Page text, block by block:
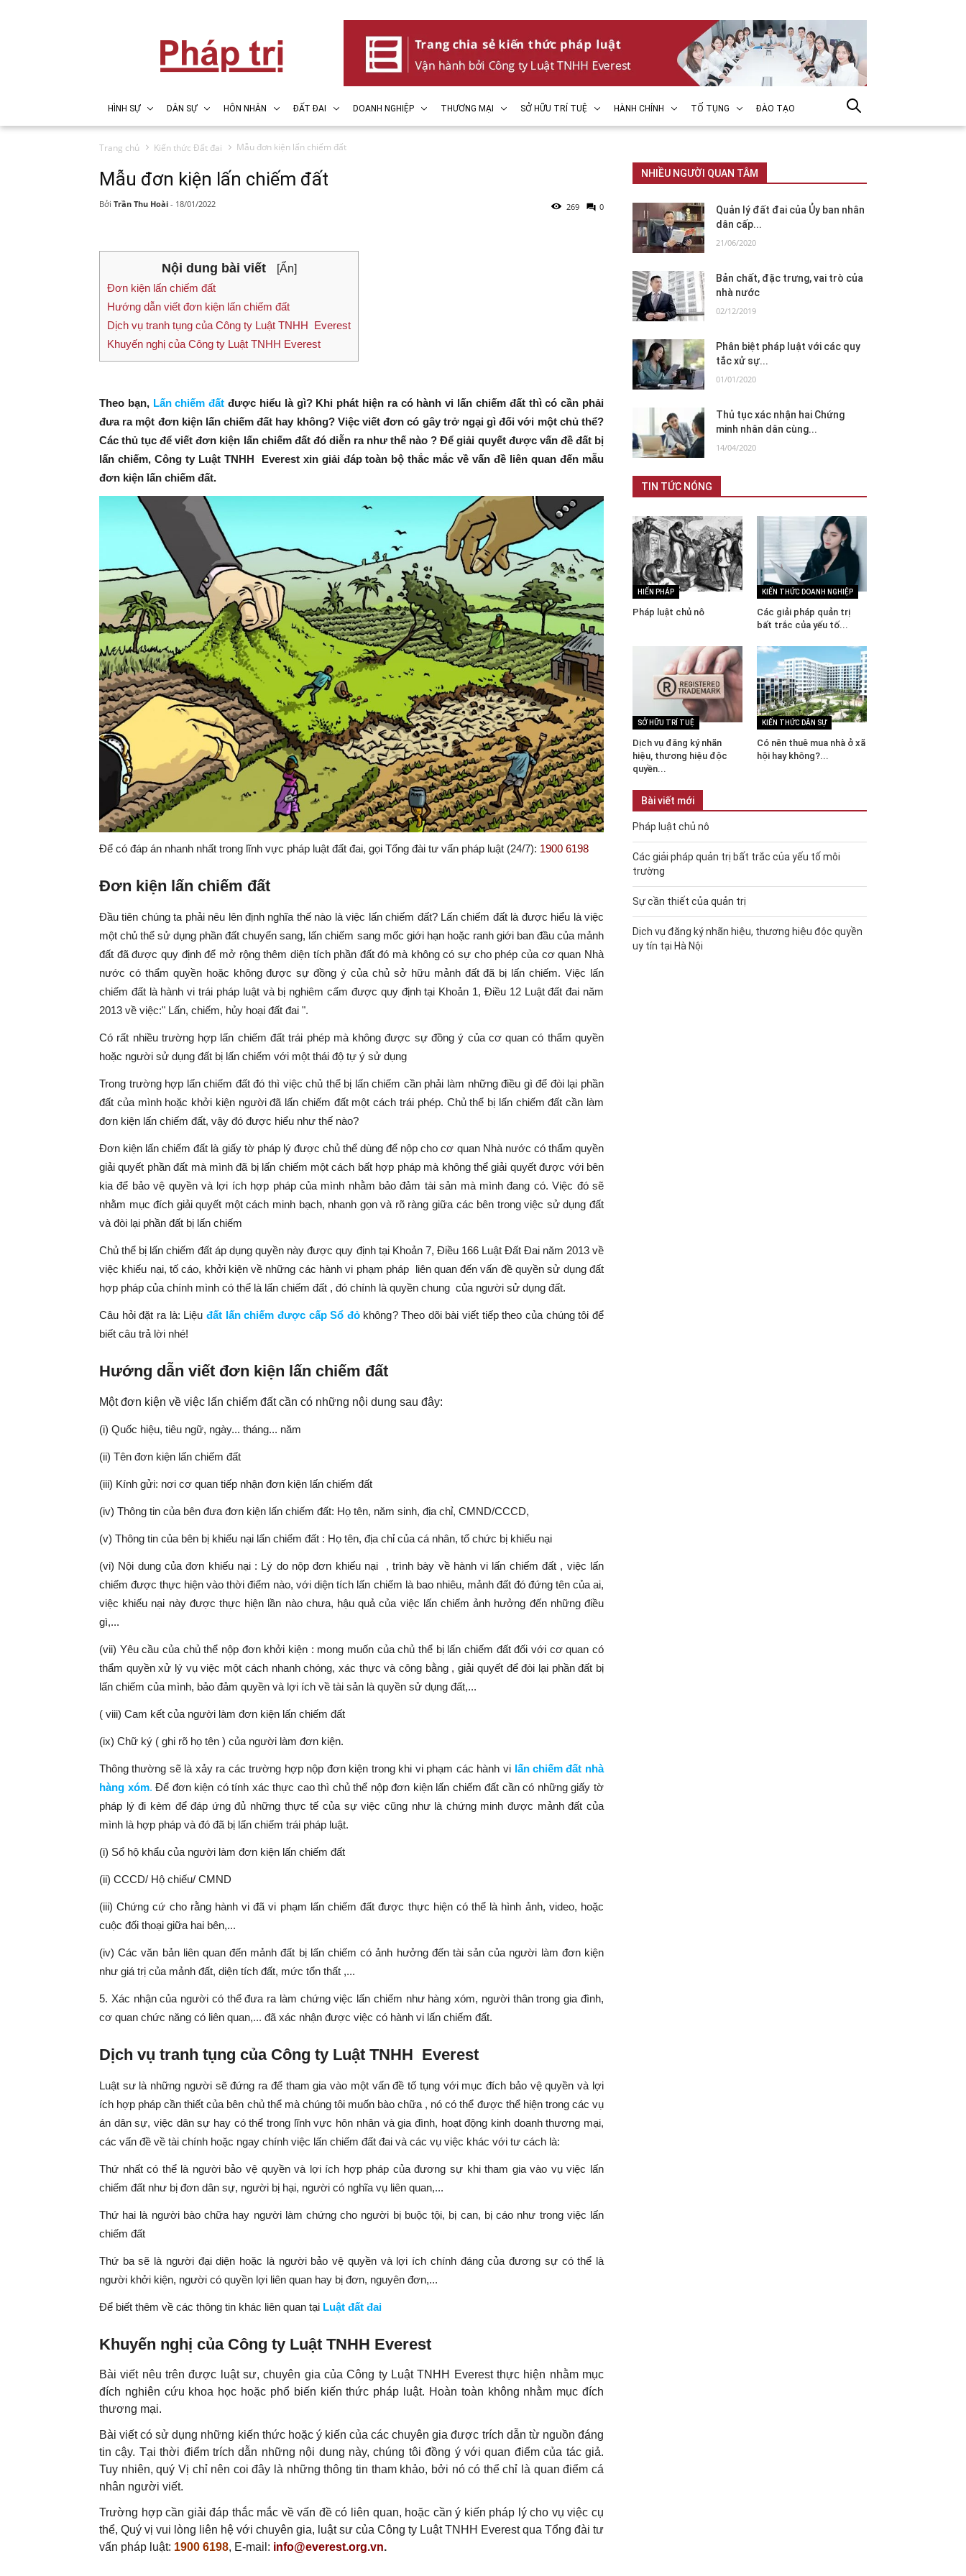
HÌNH SỰ DÂN SỰ HÔN NHÂN ĐẤT ĐAI DOANH NGHIỆP THƯƠNG MẠI SỞ HỮU TRÍ TUỆ HÀNH CHÍNH TỐ TỤNG ĐÀO TẠO
Trang chủ Kiến thức Đất đai Mẫu đơn kiện lấn chiếm đất
Mẫu đơn kiện lấn chiếm đất
Bởi Trần Thu Hoài - 18/01/2022 269 0
Nội dung bài viết [Ẩn]
Đơn kiện lấn chiếm đất
Hướng dẫn viết đơn kiện lấn chiếm đất
Dịch vụ tranh tụng của Công ty Luật TNHH Everest
Khuyến nghị của Công ty Luật TNHH Everest
Theo bạn, Lấn chiếm đất được hiểu là gì? Khi phát hiện ra có hành vi lấn chiếm đất thì có cần phải
đưa ra một đơn kiện lấn chiếm đất hay không? Việc viết đơn có gây trở ngại gì đối với một chủ thể?
Các thủ tục để viết đơn kiện lấn chiếm đất đó diễn ra như thế nào ? Để giải quyết được vấn đề đất bị
lấn chiếm, Công ty Luật TNHH Everest xin giải đáp toàn bộ thắc mắc về vấn đề liên quan đến mẫu
đơn kiện lấn chiếm đất.
Để có đáp án nhanh nhất trong lĩnh vực pháp luật đất đai, gọi Tổng đài tư vấn pháp luật (24/7): 1900 6198
Đơn kiện lấn chiếm đất
Đầu tiên chúng ta phải nêu lên định nghĩa thế nào là việc lấn chiếm đất? Lấn chiếm đất là được hiểu là việc
một chủ thể sử dụng phần đất chuyển sang, lấn chiếm sang mốc giới hạn hoặc ranh giới ban đầu của mảnh
đất đã được quy định để mở rộng thêm diện tích phần đất đó mà không có sự cho phép của cơ quan Nhà
nước có thẩm quyền hoặc không được sự đồng ý của chủ sở hữu mảnh đất đã bị lấn chiếm. Việc lấn
chiếm đất là hành vi trái pháp luật và bị nghiêm cấm được quy định tại Khoản 1, Điều 12 Luật đất đai năm
2013 về việc:" Lấn, chiếm, hủy hoại đất đai ".
Có rất nhiều trường hợp lấn chiếm đất trái phép mà không được sự đồng ý của cơ quan có thẩm quyền
hoặc người sử dụng đất bị lấn chiếm với một thái độ tự ý sử dụng
Trong trường hợp lấn chiếm đất đó thì việc chủ thể bị lấn chiếm cần phải làm những điều gì để đòi lại phần
đất của mình hoặc khởi kiện người đã lấn chiếm đất một cách trái phép. Chủ thể bị lấn chiếm đất cần làm
đơn kiện lấn chiếm đất, vậy đó được hiểu như thế nào?
Đơn kiện lấn chiếm đất là giấy tờ pháp lý được chủ thể dùng để nộp cho cơ quan Nhà nước có thẩm quyền
giải quyết phần đất mà mình đã bị lấn chiếm một cách bất hợp pháp mà không thể giải quyết được với bên
kia để bảo vệ quyền và lợi ích hợp pháp của mình nhằm bảo đảm tài sản mà mình đang có. Việc đó sẽ
nhằm mục đích giải quyết một cách minh bạch, nhanh gọn và rõ ràng giữa các bên trong việc sử dụng đất
và đòi lại phần đất bị lấn chiếm
Chủ thể bị lấn chiếm đất áp dụng quyền này được quy định tại Khoản 7, Điều 166 Luật Đất Đai năm 2013 về
việc khiếu nại, tố cáo, khởi kiện về những các hành vi phạm pháp liên quan đến vấn đề quyền sử dụng đất
hợp pháp của chính mình có thể là lấn chiếm đất , đó chính là quyền chung của người sử dụng đất.
Câu hỏi đặt ra là: Liệu đất lấn chiếm được cấp Sổ đỏkhông? Theo dõi bài viết tiếp theo của chúng tôi để
biết câu trả lời nhé!
Hướng dẫn viết đơn kiện lấn chiếm đất
Một đơn kiện về việc lấn chiếm đất cần có những nội dung sau đây:
(i) Quốc hiệu, tiêu ngữ, ngày... tháng... năm
(ii) Tên đơn kiện lấn chiếm đất
(iii) Kính gửi: nơi cơ quan tiếp nhận đơn kiện lấn chiếm đất
(iv) Thông tin của bên đưa đơn kiện lấn chiếm đất: Họ tên, năm sinh, địa chỉ, CMND/CCCD,
(v) Thông tin của bên bị khiếu nại lấn chiếm đất : Họ tên, địa chỉ của cá nhân, tổ chức bị khiếu nại
(vi) Nội dung của đơn khiếu nại : Lý do nộp đơn khiếu nại , trình bày về hành vi lấn chiếm đất , việc lấn
chiếm được thực hiện vào thời điểm nào, với diện tích lấn chiếm là bao nhiêu, mảnh đất đó đứng tên của ai,
việc khiếu nại này được thực hiện lần nào chưa, hậu quả của việc lấn chiếm ảnh hưởng đến những điều
gì,...
(vii) Yêu cầu của chủ thể nộp đơn khởi kiện : mong muốn của chủ thể bị lấn chiếm đất đối với cơ quan có
thẩm quyền xử lý vụ việc một cách nhanh chóng, xác thực và công bằng , giải quyết để đòi lại phần đất bị
lấn chiếm của mình, bảo đảm quyền và lợi ích về tài sản là quyền sử dụng đất,...
( viii) Cam kết của người làm đơn kiện lấn chiếm đất
(ix) Chữ ký ( ghi rõ họ tên ) của người làm đơn kiện.
Thông thường sẽ là xảy ra các trường hợp nộp đơn kiện trong khi vi phạm các hành vi lấn chiếm đất nhà
hàng xóm.Để đơn kiện có tính xác thực cao thì chủ thể nộp đơn kiện lấn chiếm đất cần có những giấy tờ
pháp lý đi kèm để đáp ứng đủ những thực tế của sự việc cũng như là chứng minh được mảnh đất của
mình là hợp pháp và đó đã bị lấn chiếm trái pháp luật.
(i) Sổ hộ khẩu của người làm đơn kiện lấn chiếm đất
(ii) CCCD/ Hộ chiếu/ CMND
(iii) Chứng cứ cho rằng hành vi đã vi phạm lấn chiếm đất được thực hiện có thể là hình ảnh, video, hoặc
cuộc đối thoại giữa hai bên,...
(iv) Các văn bản liên quan đến mảnh đất bị lấn chiếm có ảnh hưởng đến tài sản của người làm đơn kiện
như giá trị của mảnh đất, diện tích đất, mức tổn thất ,...
5. Xác nhận của người có thể đưa ra làm chứng việc lấn chiếm như hàng xóm, người thân trong gia đình,
cơ quan chức năng có liên quan,... đã xác nhận được việc có hành vi lấn chiếm đất.
Dịch vụ tranh tụng của Công ty Luật TNHH Everest
Luật sư là những người sẽ đứng ra để tham gia vào một vấn đề tố tụng với mục đích bảo vệ quyền và lợi
ích hợp pháp cần thiết của bên chủ thể mà chúng tôi muốn bào chữa , nó có thể được thể hiện trong các vụ
án dân sự, việc dân sự hay có thể trong lĩnh vực hôn nhân và gia đình, hoạt động kinh doanh thương mại,
các vấn đề về tài chính hoặc ngay chính việc lấn chiếm đất đai và các vụ việc khác với tư cách là:
Thứ nhất có thể là người bảo vệ quyền và lợi ích hợp pháp của đương sự khi tham gia vào vụ việc lấn
chiếm đất như bị đơn dân sự, người bị hại, người có nghĩa vụ liên quan,...
Thứ hai là người bào chữa hay người làm chứng cho người bị buộc tội, bị can, bị cáo như trong việc lấn
chiếm đất
Thứ ba sẽ là người đại diện hoặc là người bảo vệ quyền và lợi ích chính đáng của đương sự có thể là
người khởi kiện, người có quyền lợi liên quan hay bị đơn, nguyên đơn,...
Để biết thêm về các thông tin khác liên quan tại Luật đất đai
Khuyến nghị của Công ty Luật TNHH Everest
Bài viết nêu trên được luật sư, chuyên gia của Công ty Luật TNHH Everest thực hiện nhằm mục
đích nghiên cứu khoa học hoặc phổ biến kiến thức pháp luật. Hoàn toàn không nhằm mục đích
thương mại.
Bài viết có sử dụng những kiến thức hoặc ý kiến của các chuyên gia được trích dẫn từ nguồn đáng
tin cậy. Tại thời điểm trích dẫn những nội dung này, chúng tôi đồng ý với quan điểm của tác giả.
Tuy nhiên, quý Vị chỉ nên coi đây là những thông tin tham khảo, bởi nó có thể chỉ là quan điểm cá
nhân người viết.
Trường hợp cần giải đáp thắc mắc về vấn đề có liên quan, hoặc cần ý kiến pháp lý cho vụ việc cụ
thể, Quý vị vui lòng liên hệ với chuyên gia, luật sư của Công ty Luật TNHH Everest qua Tổng đài tư
vấn pháp luật: 1900 6198, E-mail: info@everest.org.vn.
NHIỀU NGƯỜI QUAN TÂM
Quản lý đất đai của Ủy ban nhân
dân cấp...
21/06/2020
Bản chất, đặc trưng, vai trò của
nhà nước
02/12/2019
Phân biệt pháp luật với các quy
tắc xử sự...
01/01/2020
Thủ tục xác nhận hai Chứng
minh nhân dân cùng...
14/04/2020
TIN TỨC NÓNG
HIẾN PHÁP
Pháp luật chủ nô
KIẾN THỨC DOANH NGHIỆP
Các giải pháp quản trị
bất trắc của yếu tố...
SỞ HỮU TRÍ TUỆ
Dịch vụ đăng ký nhãn
hiệu, thương hiệu độc
quyền...
KIẾN THỨC DÂN SỰ
Có nên thuê mua nhà ở xã
hội hay không?...
Bài viết mới
Pháp luật chủ nô
Các giải pháp quản trị bất trắc của yếu tố môi
trường
Sự cần thiết của quản trị
Dịch vụ đăng ký nhãn hiệu, thương hiệu độc quyền
uy tín tại Hà Nội